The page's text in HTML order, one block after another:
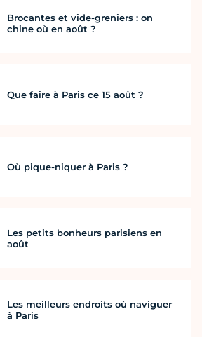
Brocantes et vide-greniers : on
chine où en août ?
Que faire à Paris ce 15 août ?
Où pique-niquer à Paris ?
Les petits bonheurs parisiens en
août
Les meilleurs endroits où naviguer
à Paris